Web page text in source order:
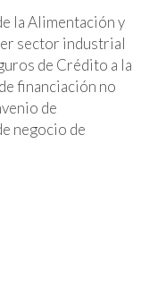
la Alimentación y
sector industrial
de Crédito a la
financiación no
de
negocio de